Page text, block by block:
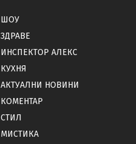
ШОУ
ЗДРАВЕ
ИНСПЕКТОР АЛЕКС
КУХНЯ
АКТУАЛНИ НОВИНИ
КОМЕНТАР
СТИЛ
МИСТИКА